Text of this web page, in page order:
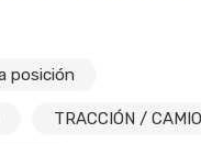
posición
TRACCIÓN /